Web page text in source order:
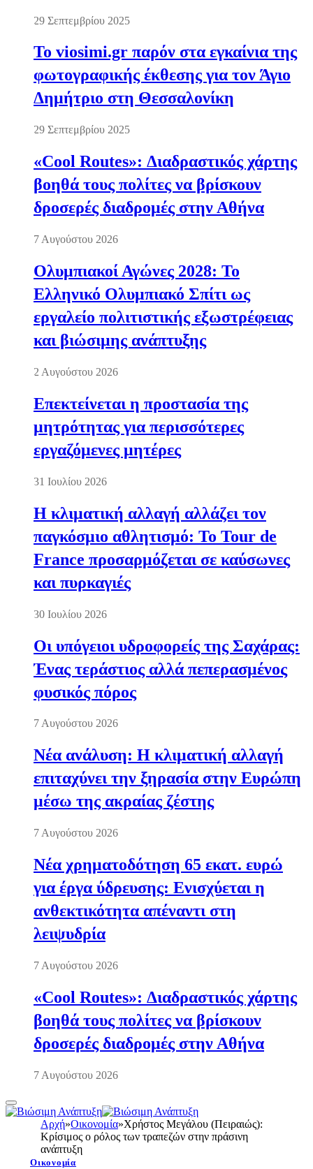
29 Σεπτεμβρίου 2025
Το viosimi.gr παρόν στα εγκαίνια της
φωτογραφικής έκθεσης για τον Άγιο
Δημήτριο στη Θεσσαλονίκη
29 Σεπτεμβρίου 2025
«Cool Routes»: Διαδραστικός χάρτης
βοηθά τους πολίτες να βρίσκουν
δροσερές διαδρομές στην Αθήνα
7 Αυγούστου 2026
Ολυμπιακοί Αγώνες 2028: Το
Ελληνικό Ολυμπιακό Σπίτι ως
εργαλείο πολιτιστικής εξωστρέφειας
και βιώσιμης ανάπτυξης
2 Αυγούστου 2026
Επεκτείνεται η προστασία της
μητρότητας για περισσότερες
εργαζόμενες μητέρες
31 Ιουλίου 2026
Η κλιματική αλλαγή αλλάζει τον
παγκόσμιο αθλητισμό: Το Tour de
France προσαρμόζεται σε καύσωνες
και πυρκαγιές
30 Ιουλίου 2026
Οι υπόγειοι υδροφορείς της Σαχάρας:
Ένας τεράστιος αλλά πεπερασμένος
φυσικός πόρος
7 Αυγούστου 2026
Νέα ανάλυση: Η κλιματική αλλαγή
επιταχύνει την ξηρασία στην Ευρώπη
μέσω της ακραίας ζέστης
7 Αυγούστου 2026
Νέα χρηματοδότηση 65 εκατ. ευρώ
για έργα ύδρευσης: Ενισχύεται η
ανθεκτικότητα απέναντι στη
λειψυδρία
7 Αυγούστου 2026
«Cool Routes»: Διαδραστικός χάρτης
βοηθά τους πολίτες να βρίσκουν
δροσερές διαδρομές στην Αθήνα
7 Αυγούστου 2026
Αρχή»Οικονομία»Χρήστος Μεγάλου (Πειραιώς):
Κρίσιμος ο ρόλος των τραπεζών στην πράσινη
ανάπτυξη
Οικονομία